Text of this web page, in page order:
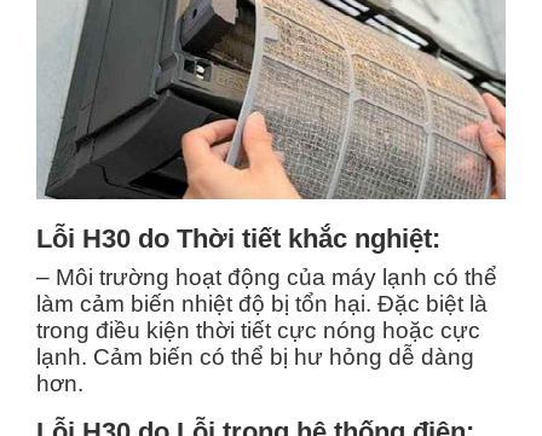
Lỗi H30 do Thời tiết khắc nghiệt:
– Môi trường hoạt động của máy lạnh có thể
làm cảm biến nhiệt độ bị tổn hại. Đặc biệt là
trong điều kiện thời tiết cực nóng hoặc cực
lạnh. Cảm biến có thể bị hư hỏng dễ dàng
hơn.